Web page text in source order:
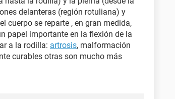
delanteras (región rotuliana) y
cuerpo se reparte , en gran medida,
papel importante en la flexión de la
a la rodilla: artrosis, malformación
curables otras son mucho más